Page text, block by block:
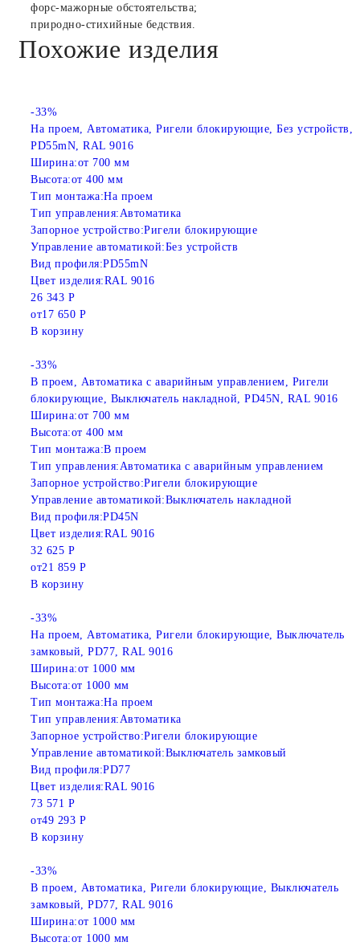
форс-мажорные обстоятельства;
природно-стихийные бедствия.
Похожие изделия
-33%
На проем, Автоматика, Ригели блокирующие, Без устройств,
PD55mN, RAL 9016
Ширина:от 700 мм
Высота:от 400 мм
Тип монтажа:На проем
Тип управления:Автоматика
Запорное устройство:Ригели блокирующие
Управление автоматикой:Без устройств
Вид профиля:PD55mN
Цвет изделия:RAL 9016
26 343 Р
от17 650 Р
В корзину
-33%
В проем, Автоматика с аварийным управлением, Ригели
блокирующие, Выключатель накладной, PD45N, RAL 9016
Ширина:от 700 мм
Высота:от 400 мм
Тип монтажа:В проем
Тип управления:Автоматика с аварийным управлением
Запорное устройство:Ригели блокирующие
Управление автоматикой:Выключатель накладной
Вид профиля:PD45N
Цвет изделия:RAL 9016
32 625 Р
от21 859 Р
В корзину
-33%
На проем, Автоматика, Ригели блокирующие, Выключатель
замковый, PD77, RAL 9016
Ширина:от 1000 мм
Высота:от 1000 мм
Тип монтажа:На проем
Тип управления:Автоматика
Запорное устройство:Ригели блокирующие
Управление автоматикой:Выключатель замковый
Вид профиля:PD77
Цвет изделия:RAL 9016
73 571 Р
от49 293 Р
В корзину
-33%
В проем, Автоматика, Ригели блокирующие, Выключатель
замковый, PD77, RAL 9016
Ширина:от 1000 мм
Высота:от 1000 мм